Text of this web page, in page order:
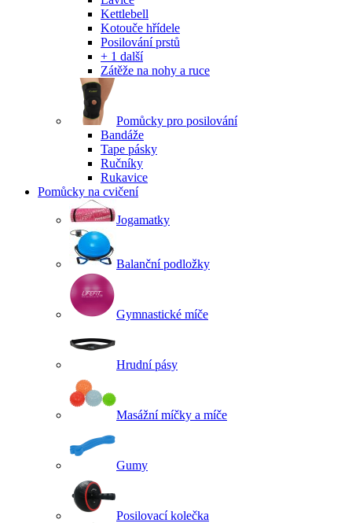
Kettlebell
Kotouče hřídele
Posilování prstů
+ 1 další
Zátěže na nohy a ruce
Pomůcky pro posilování
Bandáže
Tape pásky
Ručníky
Rukavice
Pomůcky na cvičení
Jogamatky
Balanční podložky
Gymnastické míče
Hrudní pásy
Masážní míčky a míče
Gumy
Posilovací kolečka